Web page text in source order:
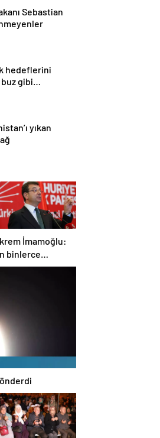
Sebastian
hedeflerini
buz gibi…
yıkan
bir
İmamoğlu:
binlerce
çok